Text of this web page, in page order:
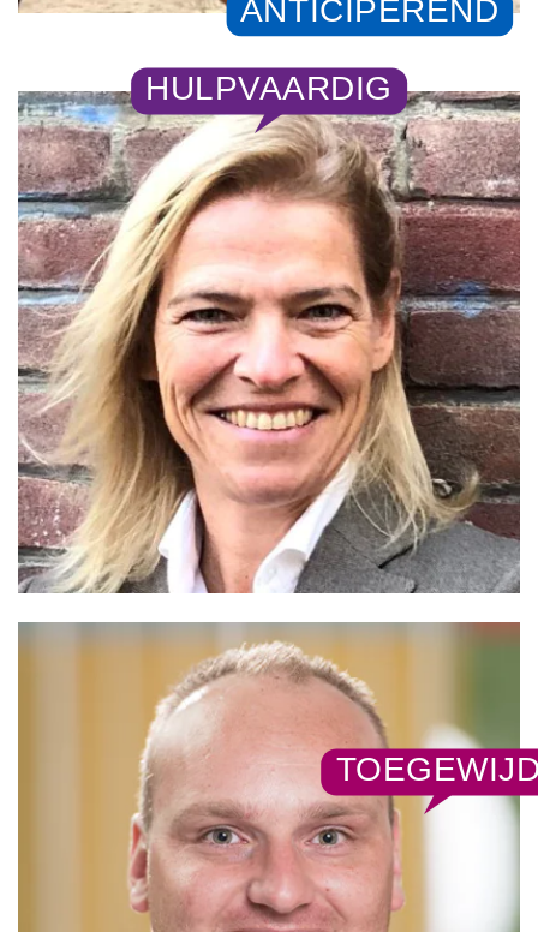
LINKEDINYOUTUBEFACEBOOKTWITTER
ANTICIPEREND
HULPVAARDIG